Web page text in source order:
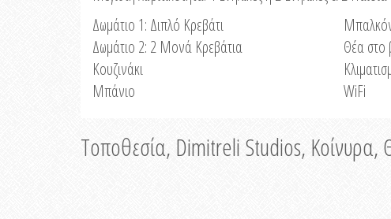
Δωμάτιο 1: Διπλό Κρεβάτι
Δωμάτιο 2: 2 Μονά Κρεβάτια
Κουζινάκι
Μπάνιο
Θέα στο
WiFi
Τοποθεσία, Dimitreli Studios, Κοίνυρα,